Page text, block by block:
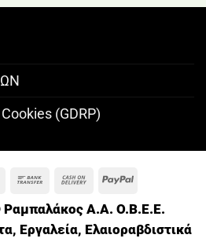
(GDRP)
MasterCard
Bank
Cash
PayPal
Ραμπαλάκος A.A. O.B.E.E.
Εργαλεία, Ελαιοραβδιστικά